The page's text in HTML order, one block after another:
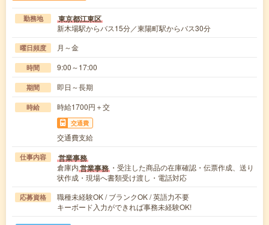
勤務地 東京都江東区
新木場駅からバス15分／東陽町駅からバス30分
曜日頻度 月～金
時間 9:00～17:00
期間 即日～長期
時給 時給1700円＋交
交通費
交通費支給
仕事内容 営業事務
倉庫内営業事務 ・受注した商品の在庫確認・伝票作成、送り
状作成・現場へ書類受け渡し・電話対応
応募資格
職種未経験OK / ブランクOK / 英語力不要
キーボード入力ができれば事務未経験OK!